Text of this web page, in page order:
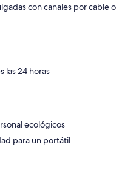
con canales por cable o
las 24 horas
ecológicos
para un portátil